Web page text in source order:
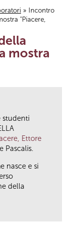
» Incontro
"Piacere,
mostra
studenti
Ettore
Pascalis.
nasce e si
della